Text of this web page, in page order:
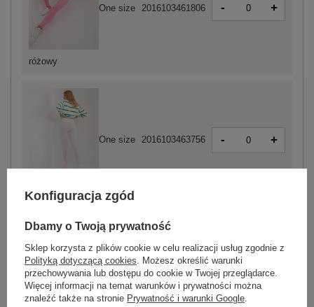
różowy
One size 2016103461806 - +
ecru
One size 2016103463756 - +
ZALOGUJ SIĘ I ZOBACZ CENĘ
Masz pytanie? Chętnie pomożemy.
Zadzwoń+48 601 547 740 Zadaj pytanie
Konfiguracja zgód
Dbamy o Twoją prywatność
Sklep korzysta z plików cookie w celu realizacji usług zgodnie z
Polityką dotyczącą cookies. Możesz określić warunki
przechowywania lub dostępu do cookie w Twojej przeglądarce.
Więcej informacji na temat warunków i prywatności można
znaleźć także na stronie Prywatność i warunki Google.